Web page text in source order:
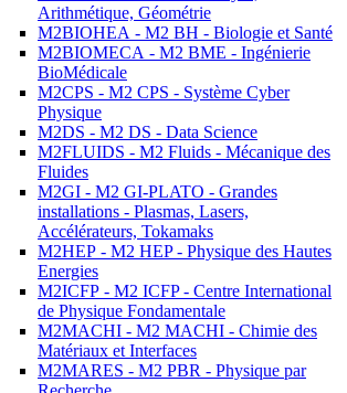
Arithmétique, Géométrie
M2BIOHEA - M2 BH - Biologie et Santé
M2BIOMECA - M2 BME - Ingénierie
BioMédicale
M2CPS - M2 CPS - Système Cyber
Physique
M2DS - M2 DS - Data Science
M2FLUIDS - M2 Fluids - Mécanique des
Fluides
M2GI - M2 GI-PLATO - Grandes
installations - Plasmas, Lasers,
Accélérateurs, Tokamaks
M2HEP - M2 HEP - Physique des Hautes
Energies
M2ICFP - M2 ICFP - Centre International
de Physique Fondamentale
M2MACHI - M2 MACHI - Chimie des
Matériaux et Interfaces
M2MARES - M2 PBR - Physique par